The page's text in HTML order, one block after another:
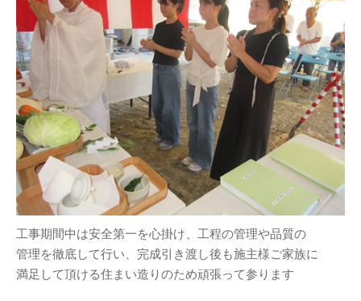
工事期間中は安全第一を心掛け、工程の管理や品質の
管理を徹底して行い、完成引き渡し後も施主様ご家族に
満足して頂ける住まい造りのため頑張って参ります